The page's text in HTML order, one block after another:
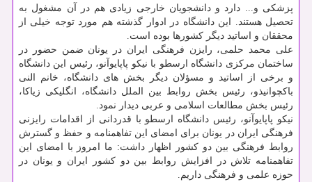
پزشکی و... دارد و دانشجویان خارجی زیادی هم در آن مشغول به
تحصیل هستند. این دانشگاه در ادوار گذشته هم مورد توجه خیلی از
محققان و اساتید دیگر کشورها بوده است.
علی محمد حلمی، رایزن فرهنگی ایران در یونان ضمن حضور در
ساختمان مرکزی دانشگاه ارسطو با نیکو پاپایوآنو، رئیس این دانشگاه
و برخی از اساتید و مسؤلان دیگر بخش های دانشگاه، خانم النی
باکچوانیذو، رئیس بخش روابط بین الملل دانشگاه، انگلیکی زیاکا،
رئیس بخش مطالعات اسلامی و عربی دیدار نمود.
نیکو پاپایوآنو، رئیس دانشگاه ارسطو با قدردانی از اقدامات رایزنی
فرهنگی ایران در یونان برای امضای این تفاهمنامه و حفظ و گسترش
روابط فرهنگی بین دو کشور اظهار داشت: ما امروز با امضای این
تفاهمنامه تلاش در افزایش روابط بین دو کشور ایران و یونان در
حوزه علمی و فرهنگی داریم.